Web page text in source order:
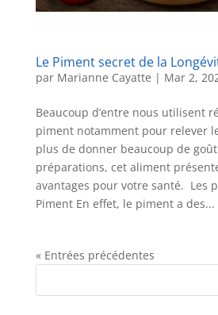
Le Piment secret de la
par Marianne Cayatte | Mar 2,
Beaucoup d’entre nous utilisent
piment notamment pour relever
plus de donner beaucoup de goût
préparations, cet aliment
avantages pour votre santé. Les
Piment En effet, le piment a des...
« Entrées précédentes